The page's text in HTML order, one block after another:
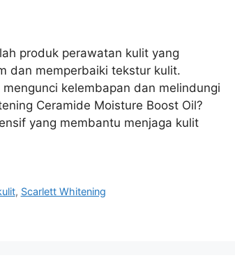
produk perawatan kulit yang
dan memperbaiki tekstur kulit.
kelembapan dan melindungi
Ceramide Moisture Boost Oil?
yang membantu menjaga kulit
, Scarlett Whitening